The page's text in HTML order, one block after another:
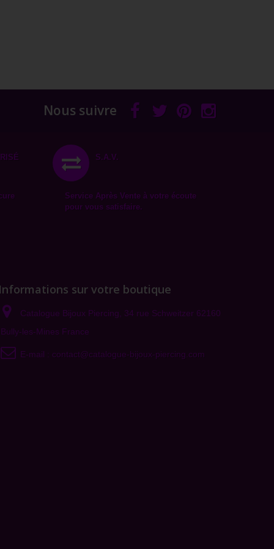
Nous suivre
S.A.V.
Service Après Vente à votre écoute
pour vous satisfaire.
Informations sur votre boutique
Catalogue Bijoux Piercing, 34 rue Schweitzer 62160
Bully-les-Mines France
E-mail : contact@catalogue-bijoux-piercing.com